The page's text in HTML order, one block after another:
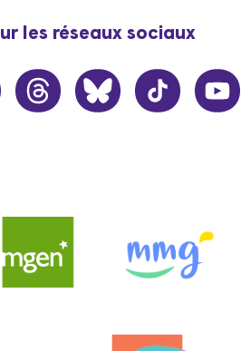
les réseaux sociaux
twitter threads bluesky tiktok